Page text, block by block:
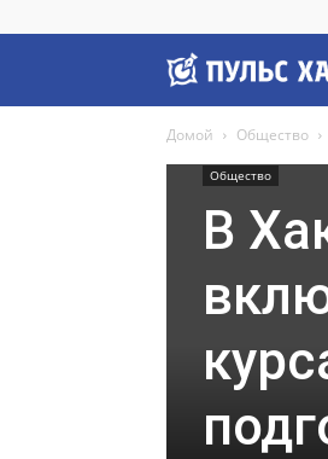
Домой Общество
Общество
В